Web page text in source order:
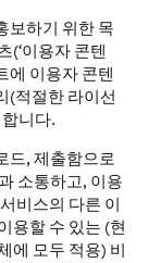
보하기 위한 목
(‘이용자 콘텐
에 이용자 콘텐
(적절한 라이선
니다.
드, 제출함으로
소통하고, 이용
비스의 다른 이
용할 수 있는 (현
에 모두 적용) 비